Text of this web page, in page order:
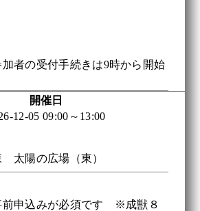
者の受付手続きは9時から開始
開催日
12-05 09:00～13:00
太陽の広場（東）
申込みが必須です ※成獣８